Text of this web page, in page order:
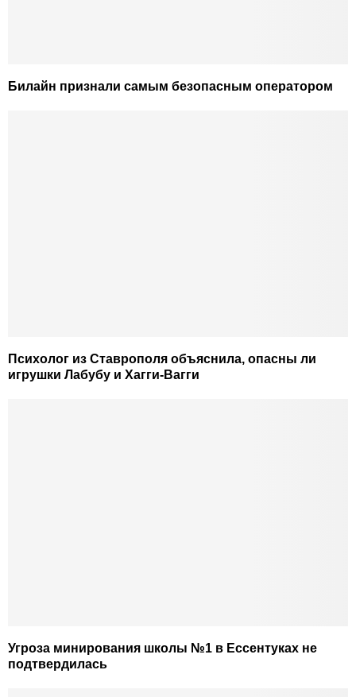
Билайн признали самым безопасным оператором
Психолог из Ставрополя объяснила, опасны ли
игрушки Лабубу и Хагги-Вагги
Угроза минирования школы №1 в Ессентуках не
подтвердилась